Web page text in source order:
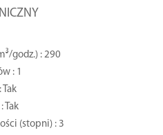
godz.) : 290
: 1
Tak
(stopni) : 3